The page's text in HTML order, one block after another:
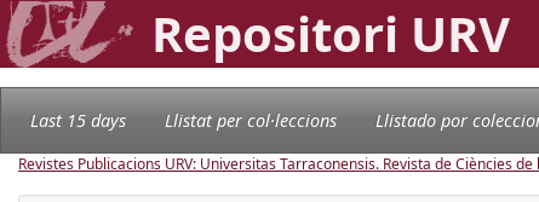
Repositori URV
Last 15 days Llistat per col·leccions Llistado por
Revistes Publicacions URV: Universitas Tarraconensis. Revista de Ciències de